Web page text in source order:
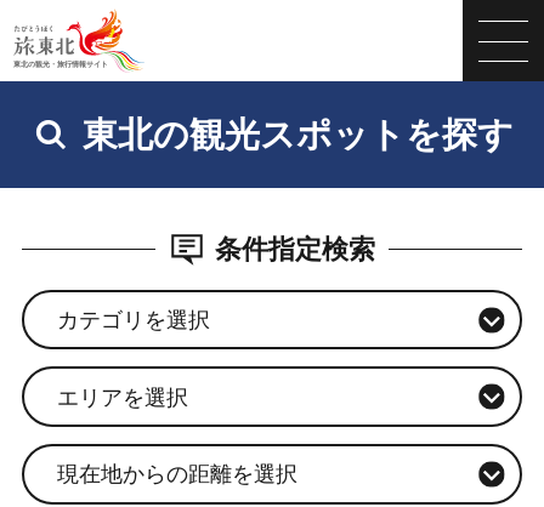
東北の観光スポットを探す
条件指定検索
カテゴリを選択
エリアを選択
現在地からの距離を選択